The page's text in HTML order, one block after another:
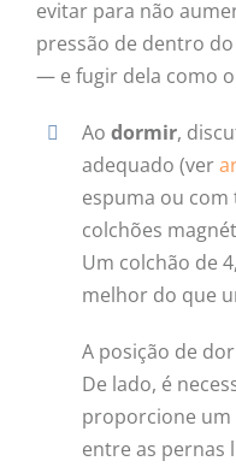
evitar para não
pressão de dentro
— e fugir dela como
Aodormir,
adequado (ver
espuma ou com
colchões
Um colchão de
melhor do que
A posição de
De lado, é
proporcione
entre as pernas